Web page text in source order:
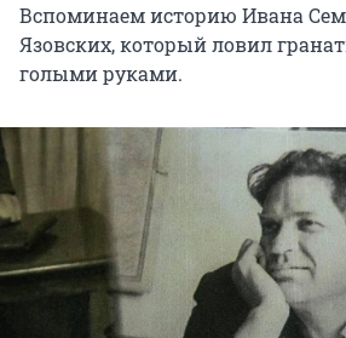
Вспоминаем историю Ивана
Язовских, который ловил
голыми руками.